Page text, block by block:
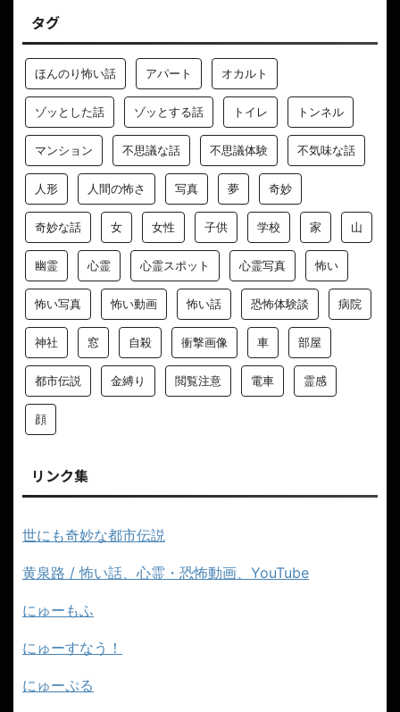
タグ
ほんのり怖い話 アパート オカルト
ゾッとした話 ゾッとする話 トイレ トンネル
マンション 不思議な話 不思議体験 不気味な話
人形 人間の怖さ 写真 夢 奇妙
奇妙な話 女 女性 子供 学校 家 山
幽霊 心霊 心霊スポット 心霊写真 怖い
怖い写真 怖い動画 怖い話 恐怖体験談 病院
神社 窓 自殺 衝撃画像 車 部屋
都市伝説 金縛り 閲覧注意 電車 霊感
顔
リンク集
世にも奇妙な都市伝説
黄泉路 / 怖い話、心霊・恐怖動画、YouTube
にゅーもふ
にゅーすなう！
にゅーぷる